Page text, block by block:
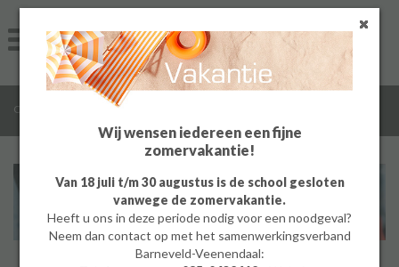
Wij wensen iedereen een fijne
zomervakantie!
Van 18 juli t/m 30 augustus is de school gesloten
vanwege de zomervakantie.
Heeft u ons in deze periode nodig voor een noodgeval?
Neem dan contact op met het samenwerkingsverband
Barneveld-Veenendaal:
Algemeen
Ouders Richtlijnen